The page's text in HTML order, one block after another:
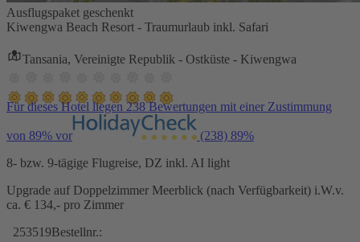
Ausflugspaket geschenkt
Kiwengwa Beach Resort - Traumurlaub inkl. Safari
Tansania, Vereinigte Republik - Ostküste - Kiwengwa
Für dieses Hotel liegen 238 Bewertungen mit einer Zustimmung
von 89% vor (238) 89%
8- bzw. 9-tägige Flugreise, DZ inkl. AI light
Upgrade auf Doppelzimmer Meerblick (nach Verfügbarkeit) i.W.v.
ca. € 134,- pro Zimmer
253519Bestellnr.: